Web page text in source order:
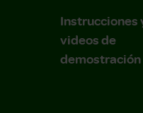
Instrucciones
videos de
demostración